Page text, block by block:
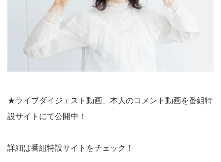
★ライブダイジェスト動画、本人のコメント動画を番組特
設サイトにて公開中！
詳細は番組特設サイトをチェック！